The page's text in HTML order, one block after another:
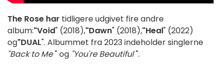
The Rose har tidligere udgivet fire andre
album:"Void" (2018),"Dawn" (2018),"Heal" (2022)
og"DUAL". Albummet fra 2023 indeholder singlerne
"Back to Me" og "You're Beautiful".